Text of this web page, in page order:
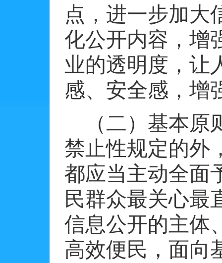
点，进一步加大
化公开内容，增
业的透明度，让
感、安全感，增
（二）基本
禁止性规定的外
都应当主动全面
民群众最关心最
信息公开的主体
高效便民，面向